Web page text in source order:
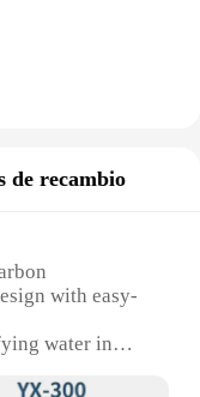
de recambio
with easy-
water in
filtration